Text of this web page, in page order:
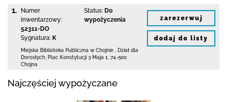
1.
Numer
inwentarzowy:
52311-DO
Sygnatura: K
Status: Do
wypożyczenia
Miejska Biblioteka Publiczna w Chojnie
Dział dla
Dorosłych, Plac Konstytucji 3 Maja 1
74-500
Chojna
zarezerwuj
dodaj do listy
Najczęściej wypożyczane